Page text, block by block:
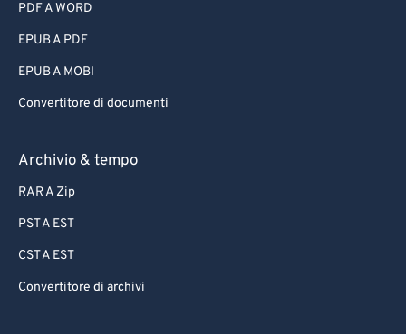
PDF A WORD
EPUB A PDF
EPUB A MOBI
Convertitore di documenti
Archivio & tempo
RAR A Zip
PST A EST
CST A EST
Convertitore di archivi